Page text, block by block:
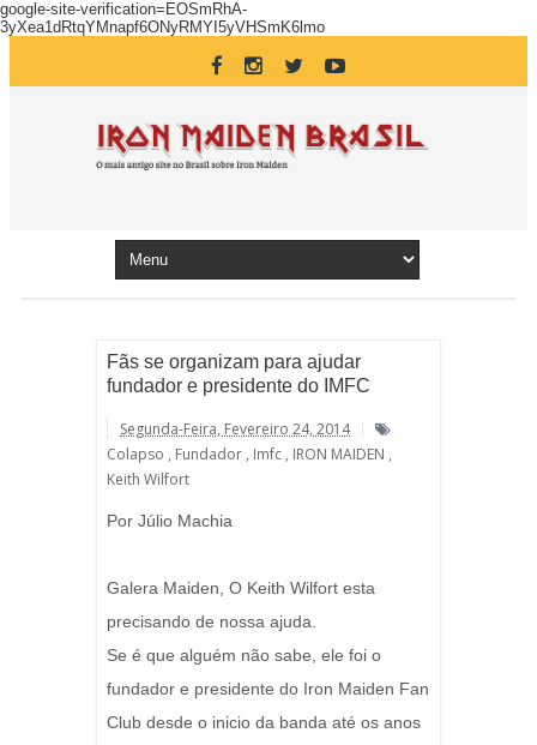
google-site-verification=EOSmRhA-
3yXea1dRtqYMnapf6ONyRMYI5yVHSmK6lmo
Fãs se organizam para ajudar
fundador e presidente do IMFC
Segunda-Feira, Fevereiro 24, 2014
Colapso , Fundador , Imfc , IRON MAIDEN ,
Keith Wilfort
Por Júlio Machia
Galera Maiden, O Keith Wilfort esta
precisando de nossa ajuda.
Se é que alguém não sabe, ele foi o
fundador e presidente do Iron Maiden Fan
Club desde o inicio da banda até os anos